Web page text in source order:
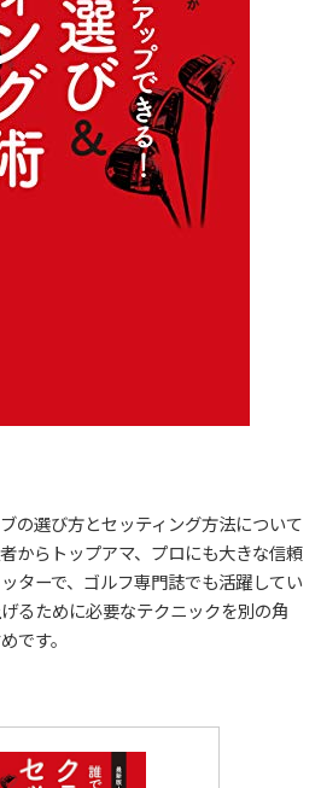
の選び方とセッティング方法について
からトップアマ、プロにも大きな信頼
ターで、ゴルフ専門誌でも活躍してい
るために必要なテクニックを別の角
です。